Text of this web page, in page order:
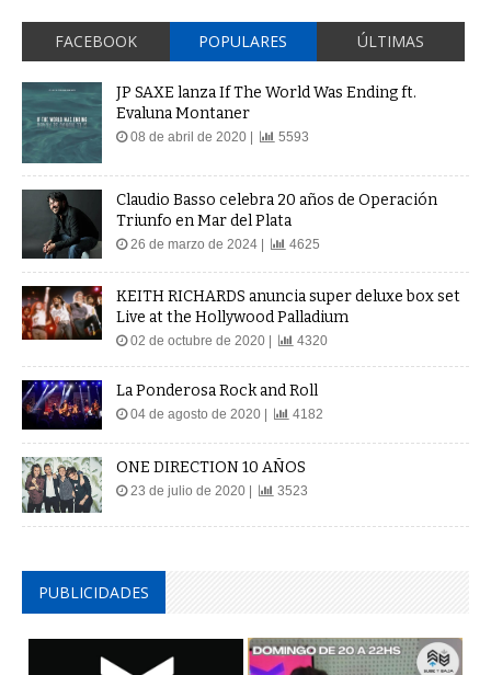
FACEBOOK POPULARES ÚLTIMAS
JP SAXE lanza If The World Was Ending ft.
Evaluna Montaner
08 de abril de 2020 | 5593
Claudio Basso celebra 20 años de Operación
Triunfo en Mar del Plata
26 de marzo de 2024 | 4625
KEITH RICHARDS anuncia super deluxe box set
Live at the Hollywood Palladium
02 de octubre de 2020 | 4320
La Ponderosa Rock and Roll
04 de agosto de 2020 | 4182
ONE DIRECTION 10 AÑOS
23 de julio de 2020 | 3523
PUBLICIDADES